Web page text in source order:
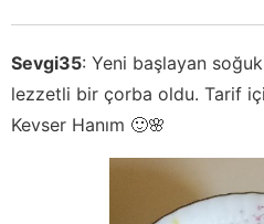
Sevgi35: Yeni başlayan
lezzetli bir çorba oldu. Tarif
Kevser Hanım 🙂🌸